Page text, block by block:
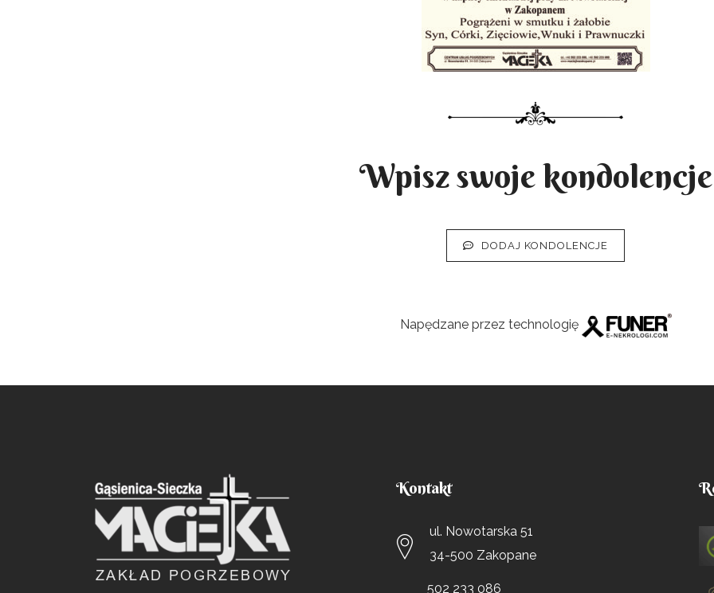
Wpisz swoje kondolencje
DODAJ KONDOLENCJE
Napędzane przez technologię
Kontakt
ul. Nowotarska 51
34-500 Zakopane
502 233 086